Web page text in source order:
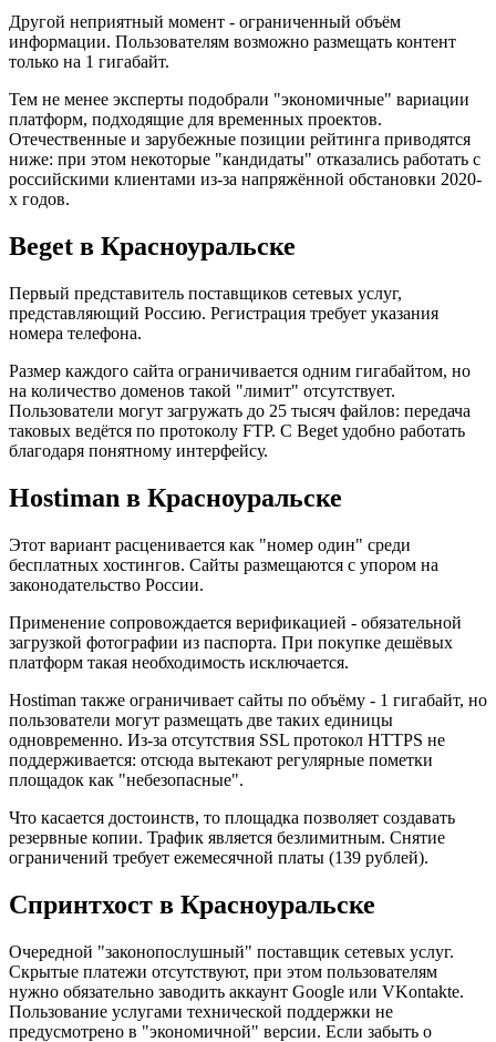
Другой неприятный момент - ограниченный объём
информации. Пользователям возможно размещать контент
только на 1 гигабайт.
Тем не менее эксперты подобрали "экономичные" вариации
платформ, подходящие для временных проектов.
Отечественные и зарубежные позиции рейтинга приводятся
ниже: при этом некоторые "кандидаты" отказались работать с
российскими клиентами из-за напряжённой обстановки 2020-
х годов.
Beget в Красноуральске
Первый представитель поставщиков сетевых услуг,
представляющий Россию. Регистрация требует указания
номера телефона.
Размер каждого сайта ограничивается одним гигабайтом, но
на количество доменов такой "лимит" отсутствует.
Пользователи могут загружать до 25 тысяч файлов: передача
таковых ведётся по протоколу FTP. С Beget удобно работать
благодаря понятному интерфейсу.
Hostiman в Красноуральске
Этот вариант расценивается как "номер один" среди
бесплатных хостингов. Сайты размещаются с упором на
законодательство России.
Применение сопровождается верификацией - обязательной
загрузкой фотографии из паспорта. При покупке дешёвых
платформ такая необходимость исключается.
Hostiman также ограничивает сайты по объёму - 1 гигабайт, но
пользователи могут размещать две таких единицы
одновременно. Из-за отсутствия SSL протокол HTTPS не
поддерживается: отсюда вытекают регулярные пометки
площадок как "небезопасные".
Что касается достоинств, то площадка позволяет создавать
резервные копии. Трафик является безлимитным. Снятие
ограничений требует ежемесячной платы (139 рублей).
Спринтхост в Красноуральске
Очередной "законопослушный" поставщик сетевых услуг.
Скрытые платежи отсутствуют, при этом пользователям
нужно обязательно заводить аккаунт Google или VKontakte.
Пользование услугами технической поддержки не
предусмотрено в "экономичной" версии. Если забыть о